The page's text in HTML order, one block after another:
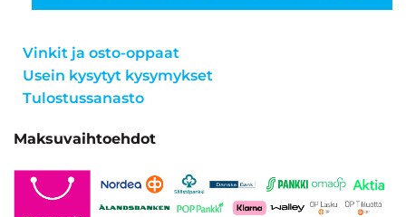
Vinkit ja osto-oppaat
Usein kysytyt kysymykset
Tulostussanasto
Maksuvaihtoehdot